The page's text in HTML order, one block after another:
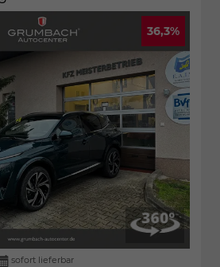
36,3%
sofort lieferbar